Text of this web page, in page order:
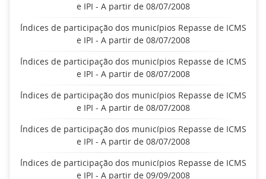
e IPI - A partir de 08/07/2008
Índices de participação dos municípios Repasse de ICMS
e IPI - A partir de 08/07/2008
Índices de participação dos municípios Repasse de ICMS
e IPI - A partir de 08/07/2008
Índices de participação dos municípios Repasse de ICMS
e IPI - A partir de 08/07/2008
Índices de participação dos municípios Repasse de ICMS
e IPI - A partir de 08/07/2008
Índices de participação dos municípios Repasse de ICMS
e IPI - A partir de 09/09/2008